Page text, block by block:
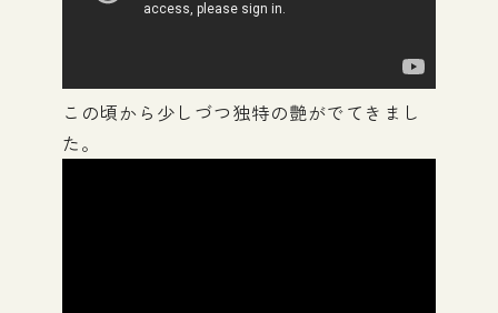
この頃から少しづつ独特の艶がでてきまし
た。